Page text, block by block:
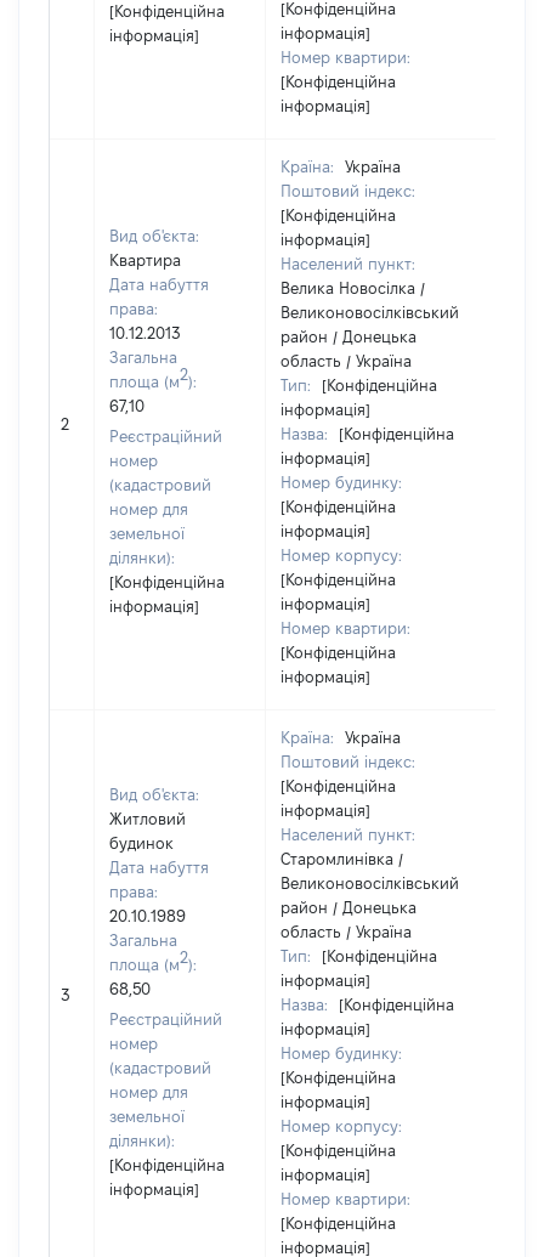
[Конфіденційна
інформація]
[Конфіденційна
інформація]
Номер квартири:
[Конфіденційна
інформація]
2
Вид об'єкта:
Квартира
Дата набуття
права:
10.12.2013
Загальна
площа (м2):
67,10
Реєстраційний
номер
(кадастровий
номер для
земельної
ділянки):
[Конфіденційна
інформація]
Країна:
Україна
Поштовий індекс:
[Конфіденційна
інформація]
Населений пункт:
Велика Новосілка /
Великоновосілківський
район / Донецька
область / Україна
Тип:
[Конфіденційна
інформація]
Назва:
[Конфіденційна
інформація]
Номер будинку:
[Конфіденційна
інформація]
Номер корпусу:
[Конфіденційна
інформація]
Номер квартири:
[Конфіденційна
інформація]
3
Вид об'єкта:
Житловий
будинок
Дата набуття
права:
20.10.1989
Загальна
площа (м2):
68,50
Реєстраційний
номер
(кадастровий
номер для
земельної
ділянки):
[Конфіденційна
інформація]
Країна:
Україна
Поштовий індекс:
[Конфіденційна
інформація]
Населений пункт:
Старомлинівка /
Великоновосілківський
район / Донецька
область / Україна
Тип:
[Конфіденційна
інформація]
Назва:
[Конфіденційна
інформація]
Номер будинку:
[Конфіденційна
інформація]
Номер корпусу:
[Конфіденційна
інформація]
Номер квартири:
[Конфіденційна
інформація]